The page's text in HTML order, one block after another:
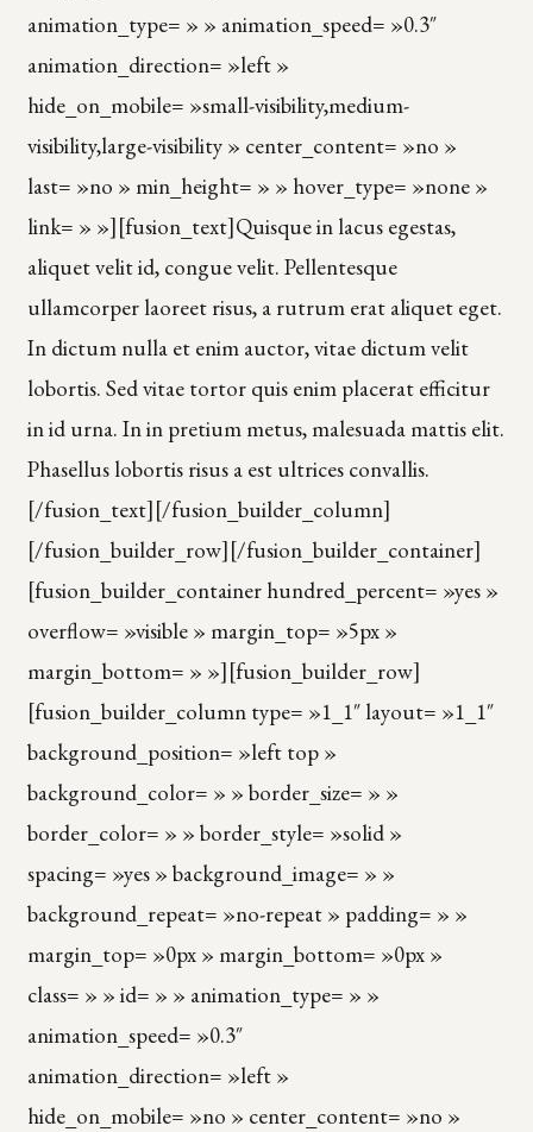
animation_type= » » animation_speed= »0.3″
animation_direction= »left »
hide_on_mobile= »small-visibility,medium-
visibility,large-visibility » center_content= »no »
last= »no » min_height= » » hover_type= »none »
link= » »][fusion_text]Quisque in lacus egestas,
aliquet velit id, congue velit. Pellentesque
ullamcorper laoreet risus, a rutrum erat aliquet eget.
In dictum nulla et enim auctor, vitae dictum velit
lobortis. Sed vitae tortor quis enim placerat efficitur
in id urna. In in pretium metus, malesuada mattis elit.
Phasellus lobortis risus a est ultrices convallis.
[/fusion_text][/fusion_builder_column]
[/fusion_builder_row][/fusion_builder_container]
[fusion_builder_container hundred_percent= »yes »
overflow= »visible » margin_top= »5px »
margin_bottom= » »][fusion_builder_row]
[fusion_builder_column type= »1_1″ layout= »1_1″
background_position= »left top »
background_color= » » border_size= » »
border_color= » » border_style= »solid »
spacing= »yes » background_image= » »
background_repeat= »no-repeat » padding= » »
margin_top= »0px » margin_bottom= »0px »
class= » » id= » » animation_type= » »
animation_speed= »0.3″
animation_direction= »left »
hide_on_mobile= »no » center_content= »no »